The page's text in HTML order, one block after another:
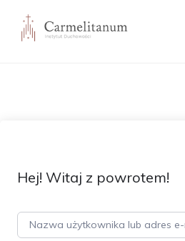
Hej! Witaj z powrotem!